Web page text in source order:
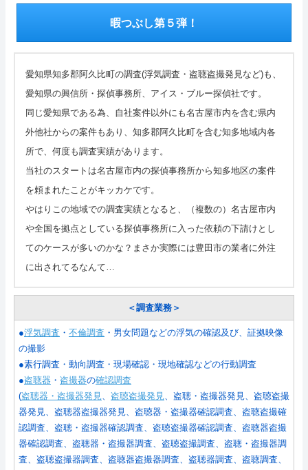
暇つぶし第５弾！
愛知県知多郡阿久比町の調査(浮気調査・盗聴盗撮発見など)も、
愛知県の興信所・探偵事務所、アイス・ブルー探偵社です。
同じ愛知県である為、自社案件以外にも名古屋市内を含む県内
外他社からの案件もあり、知多郡阿久比町を含む知多地域内各
所で、何度も調査実績があります。
当社のスタートは名古屋市内の探偵事務所から知多地区の案件
を頼まれたことがキッカケです。
やはりこの地域での調査実績となると、（複数の）名古屋市内
や全国を拠点としている探偵事務所に入った依頼の下請けとし
てのケースが多いのかな？まさか実際には豊田市の業者に外注
に出されてるなんて…
＜調査業務＞
●浮気調査 ・ 不倫調査 ・男女問題などの浮気の確認及び、証拠映像
の撮影
●素行調査・動向調査・現場確認・現地確認などの行動調査
●盗聴器 ・ 盗撮器の確認調査
(盗聴器・盗撮器発見 盗聴盗撮発見
、盗聴・盗撮器発見、盗聴盗撮
器発見、盗聴器盗撮器発見、盗聴器・盗撮器確認調査、盗聴盗撮確
認調査、盗聴・盗撮器確認調査、盗聴盗撮器確認調査、盗聴器盗撮
器確認調査、盗聴器・盗撮器調査、盗聴盗撮調査、盗聴・盗撮器調
査、盗聴盗撮器調査、盗聴器盗撮器調査、盗聴器調査、盗聴調査、